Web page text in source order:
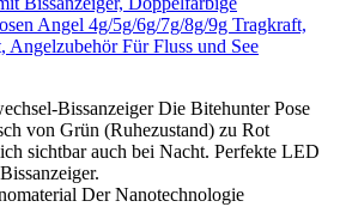
Angel 4g/5g/6g/7g/8g/9g Tragkraft,
Angelzubehör Für Fluss und See
Bissanzeiger Die Bitehunter Pose
von Grün (Ruhezustand) zu Rot
sichtbar auch bei Nacht. Perfekte LED
Der Nanotechnologie